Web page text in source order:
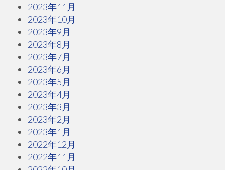
2023年11月
2023年10月
2023年9月
2023年8月
2023年7月
2023年6月
2023年5月
2023年4月
2023年3月
2023年2月
2023年1月
2022年12月
2022年11月